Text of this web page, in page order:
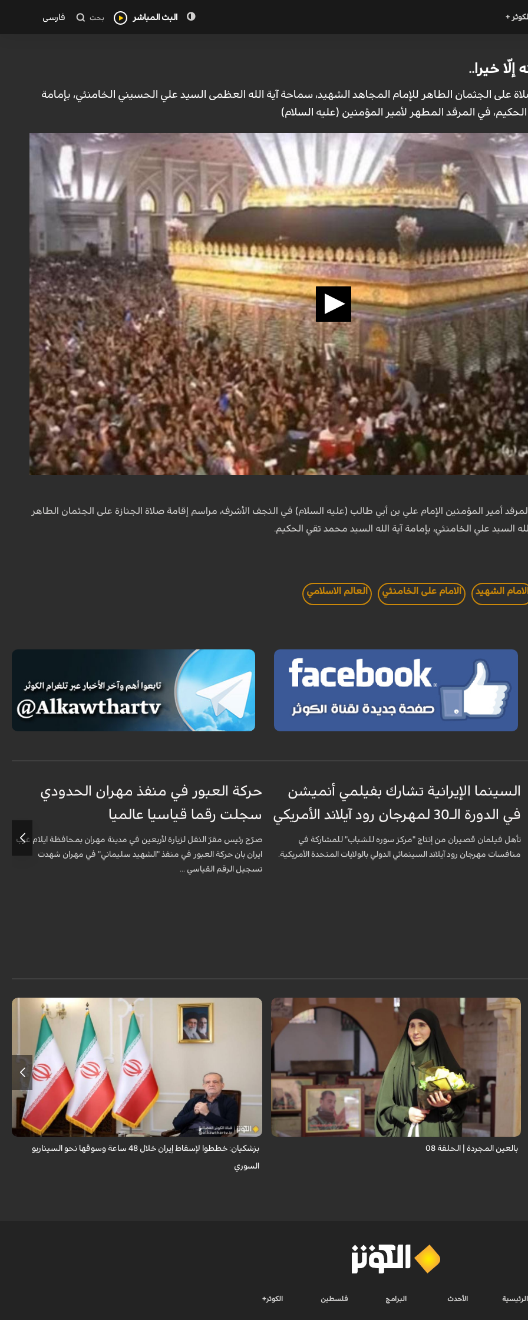
الكوثر + البث المباشر بحث فارسی
إلّا خيرا..
على الجثمان الطاهر للإمام المجاهد الشهيد، سماحة آية الله العظمى السيد علي الحسيني الخامنئي، بإمامة
في المرقد المطهر لأمير المؤمنين (عليه السلام)
أمير المؤمنين الإمام علي بن أبي طالب (عليه السلام) في النجف الأشرف، مراسم إقامة صلاة الجنازة على الجثمان الطاهر
السيد علي الخامنئي، بإمامة آية الله السيد محمد تقي الحكيم.
الامام الشهيد الامام على الخامنئي العالم الاسلامي
السينما الإيرانية تشارك بفيلمي أنميشن
في الدورة الـ30 لمهرجان رود آيلاند الأمريكي
تأهل فيلمان قصيران من إنتاج "مركز سوره للشباب" للمشاركة في
منافسات مهرجان رود آيلاند السينمائي الدولي بالولايات المتحدة الأمريكية.
حركة العبور في منفذ مهران الحدودي
سجلت رقما قياسيا عالميا
صرّح رئيس مقرّ النقل لزيارة لأربعين في مدينة مهران بمحافظة ايلام غرب
ايران بان حركة العبور في منفذ "الشهيد سليماني" في مهران شهدت
تسجيل الرقم القياسي ...
برنامج "بالعين المجردة" هو توثيق إنسانيٌّ شجاعٌ للحياة تحت وطأة الحرب، حيث
نستمع فيه إلى شهاداتٍ حيّةٍ لأشخاص عايشوا التفجيرات والدمار، فنرى بعيونهم
بالعين المجردة | الحلقة 08
قال الرئيس الايراني مسعود بزشكيان ان الأعداء وضعوا خططًا وتصوروا أن
بإمكانهم السيطرة على إيران خلال 48 ساعة كما فعلوا مع سوريا.
بزشكيان: خططوا لإسقاط إيران خلال 48 ساعة وسوقها نحو السيناريو
السوري
الرئيسية الأحدث البرامج فلسطين الكوثر+